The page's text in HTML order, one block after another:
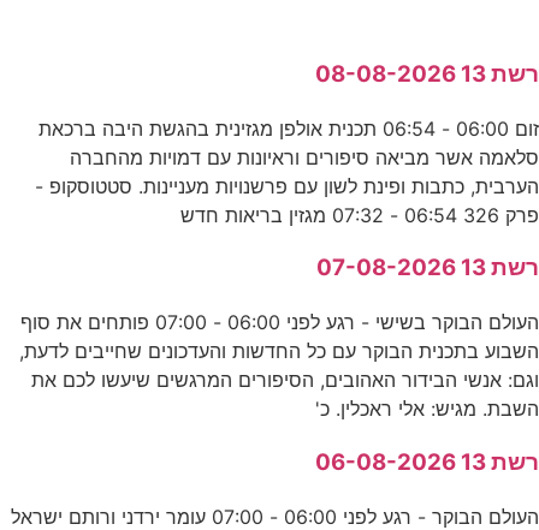
רשת 13 08-08-2026
זום 06:00 - 06:54 תכנית אולפן מגזינית בהגשת היבה ברכאת
סלאמה אשר מביאה סיפורים וראיונות עם דמויות מהחברה
הערבית, כתבות ופינת לשון עם פרשנויות מעניינות. סטטוסקופ -
פרק 326 06:54 - 07:32 מגזין בריאות חדש
רשת 13 07-08-2026
העולם הבוקר בשישי - רגע לפני 06:00 - 07:00 פותחים את סוף
השבוע בתכנית הבוקר עם כל החדשות והעדכונים שחייבים לדעת,
וגם: אנשי הבידור האהובים, הסיפורים המרגשים שיעשו לכם את
השבת. מגיש: אלי ראכלין. כ'
רשת 13 06-08-2026
העולם הבוקר - רגע לפני 06:00 - 07:00 עומר ירדני ורותם ישראל